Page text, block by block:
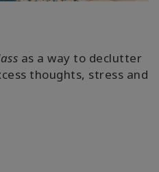
as a way to declutter
thoughts, stress and